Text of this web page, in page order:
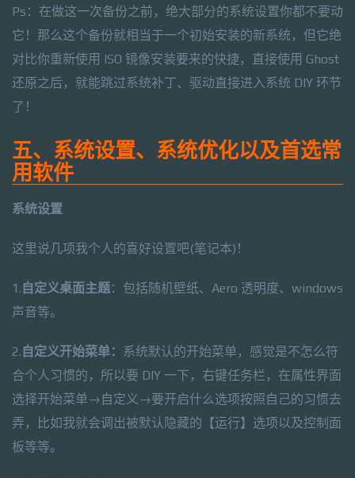
Ps：在做这一次备份之前，绝大部分的系统设置你都不要动
它！那么这个备份就相当于一个初始安装的新系统，但它绝
对比你重新使用 ISO 镜像安装要来的快捷，直接使用 Ghost
还原之后，就能跳过系统补丁、驱动直接进入系统 DIY 环节
了！
五、系统设置、系统优化以及首选常
用软件
系统设置
这里说几项我个人的喜好设置吧(笔记本)！
1.自定义桌面主题：包括随机壁纸、Aero 透明度、windows
声音等。
2.自定义开始菜单： 系统默认的开始菜单，感觉是不怎么符
合个人习惯的，所以要 DIY 一下，右键任务栏，在属性界面
选择开始菜单→自定义→要开启什么选项按照自己的习惯去
弄，比如我就会调出被默认隐藏的【运行】选项以及控制面
板等等。